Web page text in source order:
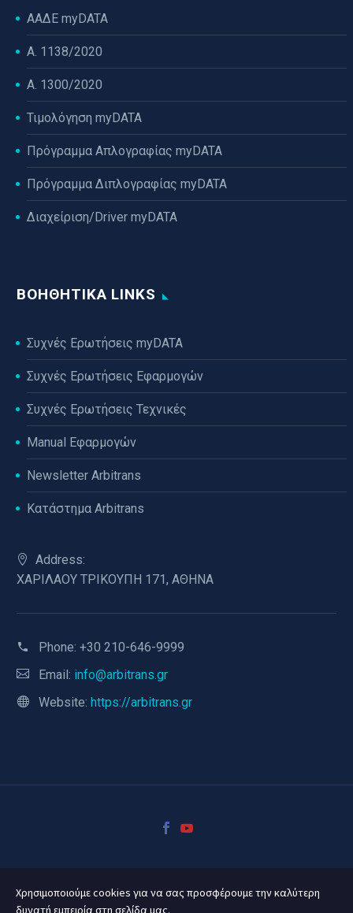
ΑΑΔΕ myDATA
Α. 1138/2020
Α. 1300/2020
Τιμολόγηση myDATA
Πρόγραμμα Απλογραφίας myDATA
Πρόγραμμα Διπλογραφίας myDATA
Διαχείριση/Driver myDATA
ΒΟΗΘΗΤΙΚΆ LINKS
Συχνές Ερωτήσεις myDATA
Συχνές Ερωτήσεις Εφαρμογών
Συχνές Ερωτήσεις Τεχνικές
Manual Εφαρμογών
Newsletter Arbitrans
Κατάστημα Arbitrans
Address:
ΧΑΡΙΛΑΟΥ ΤΡΙΚΟΥΠΗ 171, ΑΘΗΝΑ
Phone: +30 210-646-9999
Email: info@arbitrans.gr
Website: https://arbitrans.gr
Χρησιμοποιούμε cookies για να σας προσφέρουμε την καλύτερη
δυνατή εμπειρία στη σελίδα μας.